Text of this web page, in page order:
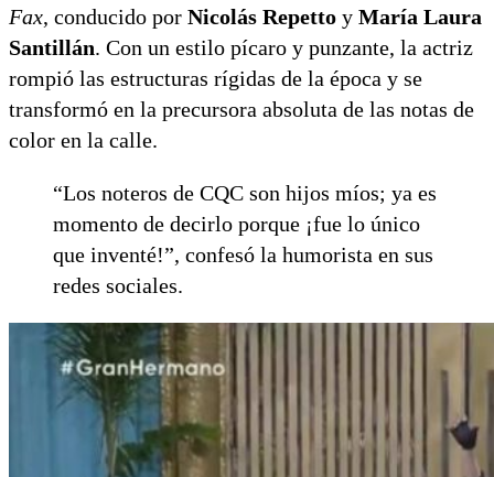
Fax, conducido por Nicolás Repetto y María Laura
Santillán. Con un estilo pícaro y punzante, la actriz
rompió las estructuras rígidas de la época y se
transformó en la precursora absoluta de las notas de
color en la calle.
“Los noteros de CQC son hijos míos; ya es
momento de decirlo porque ¡fue lo único
que inventé!”, confesó la humorista en sus
redes sociales.